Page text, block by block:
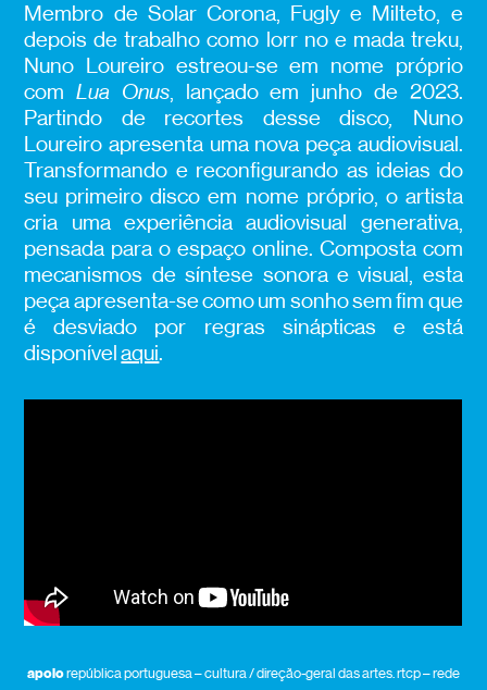
Membro de Solar Corona, Fugly e Milteto, e
depois de trabalho como lorr no e mada treku,
Nuno Loureiro estreou-se em nome próprio
comLua Onus, lançado em junho de 2023.
Partindo de recortes desse disco, Nuno
Loureiro apresenta uma nova peça audiovisual.
Transformando e reconfigurando as ideias do
seu primeiro disco em nome próprio, o artista
cria uma experiência audiovisual generativa,
pensada para o espaço online. Composta com
mecanismos de síntese sonora e visual, esta
peça apresenta-se como um sonho sem fim que
é desviado por regras sinápticas e está
disponívelaqui.
apoiorepública portuguesa – cultura / direção-geral das artes. rtcp – rede